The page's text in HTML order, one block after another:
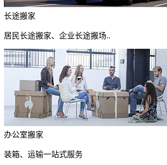
长途搬家
居民长途搬家、企业长途搬场..
办公室搬家
装箱、运输一站式服务